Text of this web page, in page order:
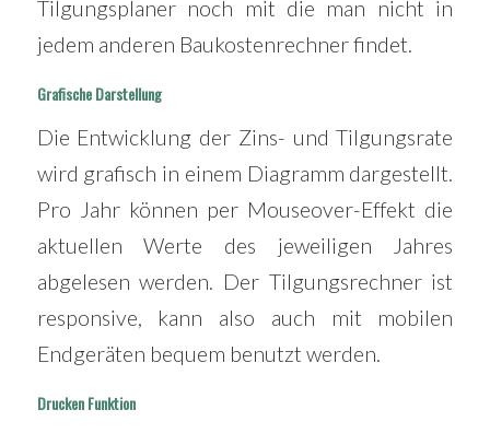
Tilgungsplaner noch mit die man nicht in
jedem anderen Baukostenrechner findet.
Grafische Darstellung
Die Entwicklung der Zins- und Tilgungsrate
wird grafisch in einem Diagramm dargestellt.
Pro Jahr können per Mouseover-Effekt die
aktuellen Werte des jeweiligen Jahres
abgelesen werden. Der Tilgungsrechner ist
responsive, kann also auch mit mobilen
Endgeräten bequem benutzt werden.
Drucken Funktion